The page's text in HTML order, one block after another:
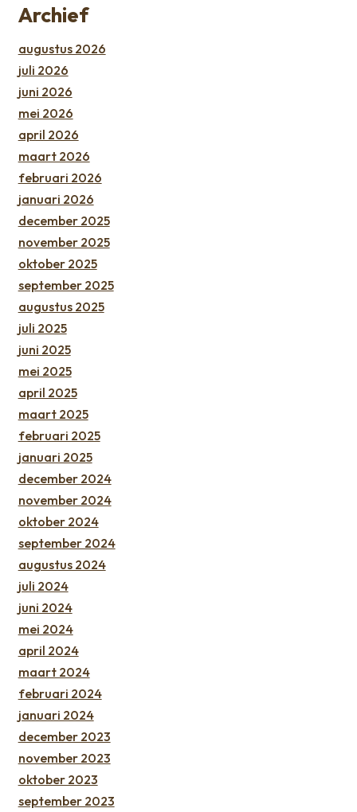
Archief
augustus 2026
juli 2026
juni 2026
mei 2026
april 2026
maart 2026
februari 2026
januari 2026
december 2025
november 2025
oktober 2025
september 2025
augustus 2025
juli 2025
juni 2025
mei 2025
april 2025
maart 2025
februari 2025
januari 2025
december 2024
november 2024
oktober 2024
september 2024
augustus 2024
juli 2024
juni 2024
mei 2024
april 2024
maart 2024
februari 2024
januari 2024
december 2023
november 2023
oktober 2023
september 2023